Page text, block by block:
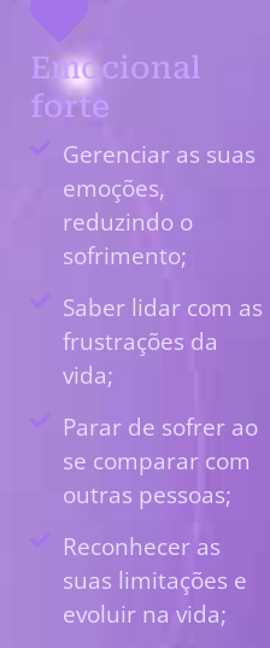
Emocional
forte
Gerenciar as suas
emoções,
reduzindo o
sofrimento;
Saber lidar com as
frustrações da
vida;
Parar de sofrer ao
se comparar com
outras pessoas;
Reconhecer as
suas limitações e
evoluir na vida;